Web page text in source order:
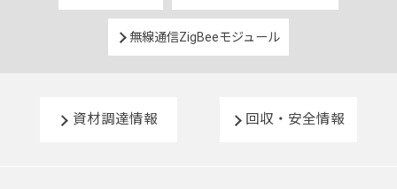
無線通信ZigBeeモジュール
資材調達情報 回収・安全情報